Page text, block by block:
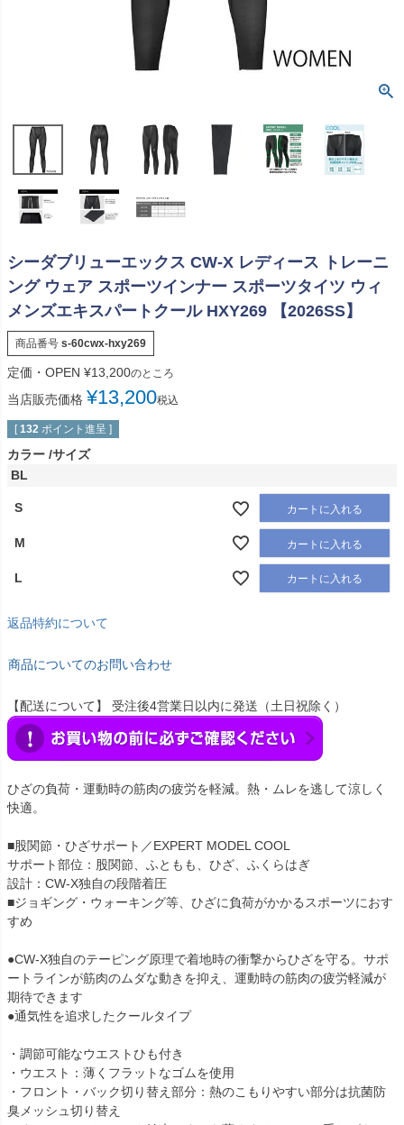
シーダブリューエックス CW-X レディース トレーニ
ング ウェア スポーツインナー スポーツタイツ ウィ
メンズエキスパートクール HXY269 【2026SS】
商品番号 s-60cwx-hxy269
定価・OPEN ¥13,200のところ
当店販売価格 ¥13,200税込
[ 132 ポイント進呈 ]
カラー サイズ
BL
S カートに入れる
M カートに入れる
L カートに入れる
返品特約について
商品についてのお問い合わせ
【配送について】 受注後4営業日以内に発送（土日祝除く）
ひざの負荷・運動時の筋肉の疲労を軽減。熱・ムレを逃して涼しく
快適。
■股関節・ひざサポート／EXPERT MODEL COOL
サポート部位：股関節、ふともも、ひざ、ふくらはぎ
設計：CW-X独自の段階着圧
■ジョギング・ウォーキング等、ひざに負荷がかかるスポーツにおす
すめ
●CW-X独自のテーピング原理で着地時の衝撃からひざを守る。サポ
ートラインが筋肉のムダな動きを抑え、運動時の筋肉の疲労軽減が
期待できます
●通気性を追求したクールタイプ
・調節可能なウエストひも付き
・ウエスト：薄くフラットなゴムを使用
・フロント・バック切り替え部分：熱のこもりやすい部分は抗菌防
臭メッシュ切り替え